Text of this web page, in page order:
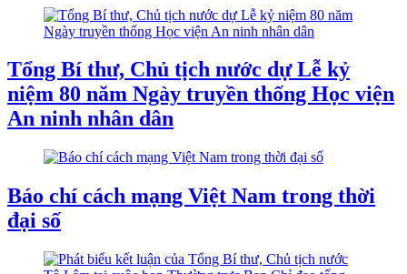
Tổng Bí thư, Chủ tịch nước dự Lễ kỷ
niệm 80 năm Ngày truyền thống Học viện
An ninh nhân dân
Báo chí cách mạng Việt Nam trong thời
đại số